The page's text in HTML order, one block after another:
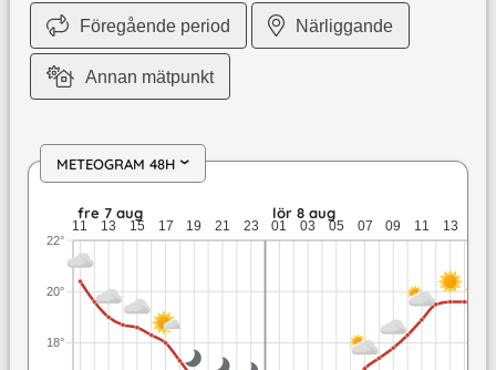
Föregående period Närliggande
Annan mätpunkt
METEOGRAM 48H ›
fre 7 aug: 20,4 till 16,1 grader: ingen nederbörd: upp till 8
fre 7 aug lör 8 aug
11 13 15 17 19 21 23 01 03 05 07 09 11 13
18°
20°
22°